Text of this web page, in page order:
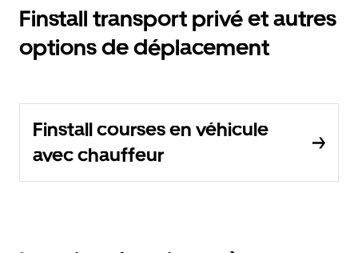
Finstall transport privé et autres
options de déplacement
Finstall courses en véhicule
avec chauffeur